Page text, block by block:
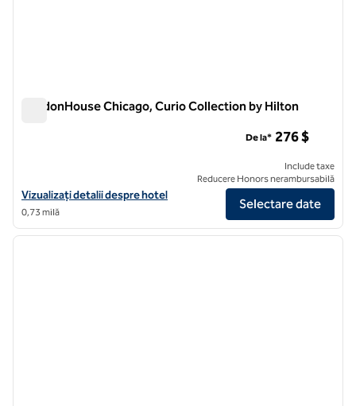
LondonHouse Chicago, Curio Collection by Hilton
Vizualizați detaliile hotelului pentru LondonHouse Chicago, Curio
Vizualizați detalii despre hotel
0,73 milă
De la* 276 $
Include taxe
Reducere Honors nerambursabilă
Selectare date
1/11
1 din 11